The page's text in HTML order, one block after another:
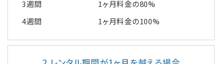
3週間
1ヶ月料金の80%
4週間
1ヶ月料金の100%